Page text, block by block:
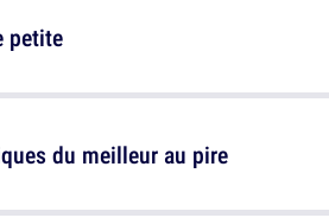
petite
du meilleur au pire